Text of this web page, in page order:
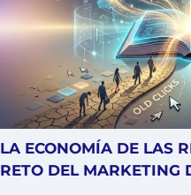
LA ECONOMÍA DE LAS
RETO DEL MARKETING